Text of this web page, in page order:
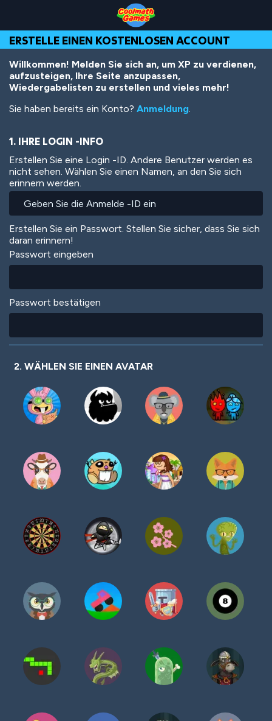
Top
of
Page
Navigation
Main
Content
Footer
Inhalt
ERSTELLE EINEN KOSTENLOSEN ACCOUNT
Willkommen! Melden Sie sich an, um XP zu verdienen,
aufzusteigen, Ihre Seite anzupassen,
Wiedergabelisten zu erstellen und vieles mehr!
Sie haben bereits ein Konto? Anmeldung.
1. IHRE LOGIN -INFO
Erstellen Sie eine Login -ID. Andere Benutzer werden es
nicht sehen. Wählen Sie einen Namen, an den Sie sich
erinnern werden.
Erstellen Sie ein Passwort. Stellen Sie sicher, dass Sie sich
daran erinnern!
Passwort eingeben
Passwort bestätigen
2. WÄHLEN SIE EINEN AVATAR